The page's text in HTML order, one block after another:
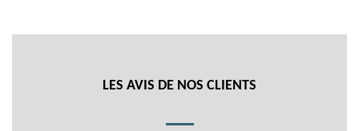
LES AVIS DE NOS CLIENTS